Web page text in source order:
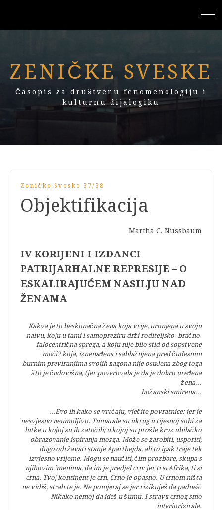
ZENIČKE SVESKE
Časopis za društvenu fenomenologiju i
kulturnu dijalogiku
Zeničke Sveske 37/38
Objektifikacija
Martha C. Nussbaum
IV KORIJENI I IZDANCI
PATRIJARHALNE REPRESIJE – O
ESKALIRAJUĆEM NASILJU NAD
ŽENAMA
Kakva je to beskonačna žena koja vrije, uronjena u svoju
naivu, koju u tami i samopreziru drži roditeljsko- bračno-
falocentrična sprega, a koju nije bilo stid od sopstvene
moći? koja, iznenađena i sablažnjena pred čudesnim
burnim previranjima svojih nagona nije osuđena zbog toga
što je čudovišna, (jer poverovala je da je dobro uređena
žena…
božanski smirena…
…Evo ih kako se vraćaju, vječite povratnice: jer je
nesvjesno neumoljivo. Tumarale su ukrug u tijesnoj sobi za
lutke u kojoj su ih zatočili; u kojoj su prošle kroz ubilačko
obrazovanje ispiranja mozga. Može se zarobiti, usporiti,
dugo održavati stanje Aparthejda, ali to ipak traje tek
izvjesno vrijeme. Mogu se naučiti, čim prozbore, skupa s
njihovim imenima, da im je predjel crn: jer ti si Afrika, ti si
crna. Tvoj kontinent je crn. Crno je opasno. U crnom ništa
ne vidiš, strah te je. Ne pomjeraj se jer rizikuješ da padneš.
Nikako nemoj da ideš u šumu. I stravu crnog smo
interiorizirale.